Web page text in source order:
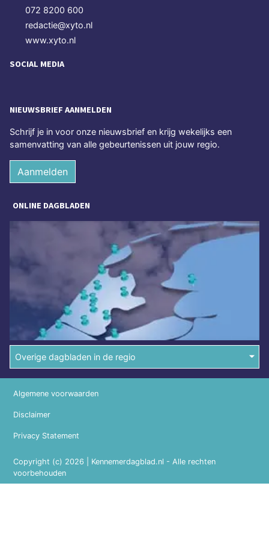
072 8200 600
redactie@xyto.nl
www.xyto.nl
SOCIAL MEDIA
NIEUWSBRIEF AANMELDEN
Schrijf je in voor onze nieuwsbrief en krijg wekelijks een
samenvatting van alle gebeurtenissen uit jouw regio.
Aanmelden
ONLINE DAGBLADEN
Overige dagbladen in de regio
Copyright (c) 2026 | Kennemerdagblad.nl - Alle rechten
voorbehouden
Algemene voorwaarden
Disclaimer
Privacy Statement